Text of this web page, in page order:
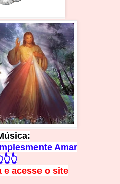
Amar
eacesse o site